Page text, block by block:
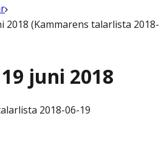
2018 (Kammarens talarlista 2018-
juni 2018
2018-06-19